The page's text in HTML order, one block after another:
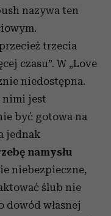
nazywa ten
trzecia
czasu”. W „Love
niedostępna.
nimi jest
być gotowa na
jednak
namysłu
niebezpieczne,
ślub nie
dowód własnej